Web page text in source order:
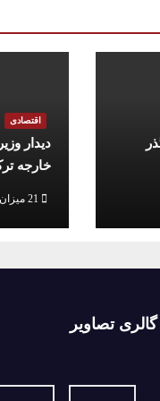
اقتصادی
دیدار
خارجه
21 میزان 1404
گالری تصاویر